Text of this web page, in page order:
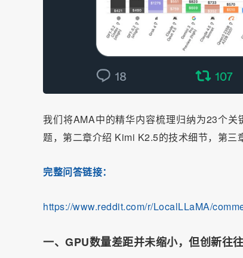
我们将AMA中的精华内容梳理归纳为23个
题，第二章介绍 Kimi K2.5的技术细节，第三
完整问答链接：
https://www.reddit.com/r/LocalLLaMA/
一、GPU数量差距并未缩小，但创新往